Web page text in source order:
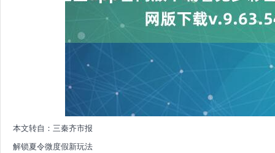
本文转自：三秦齐市报
解锁夏令微度假新玩法